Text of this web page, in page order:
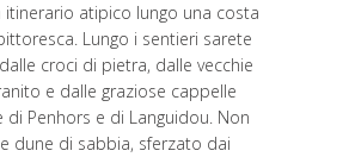
itinerario atipico lungo una costa
Lungo i sentieri sarete
croci di pietra, dalle vecchie
e dalle graziose cappelle
di Penhors e di Languidou. Non
dune di sabbia, sferzato dai